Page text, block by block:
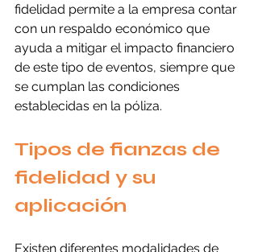
fidelidad permite a la empresa contar
con un respaldo económico que
ayuda a mitigar el impacto financiero
de este tipo de eventos, siempre que
se cumplan las condiciones
establecidas en la póliza.
Tipos de fianzas de
fidelidad y su
aplicación
Existen diferentes modalidades de